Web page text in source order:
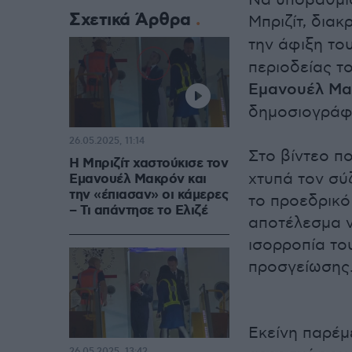
Μπριζίτ,
την άφιξη
περιοδείας
Εμανουέλ
Στο βίντεο
χτυπά τον
το
αποτέλεσμα
ισορροπία
προσγείωσης.
Εκείνη
Σχετικά Άρθρα
Η Μπριζίτ χαστούκισε τον
Εμανουέλ Μακρόν και
την «έπιασαν» οι κάμερες
– Τι απάντησε το Ελιζέ
26.05.2025, 11:14